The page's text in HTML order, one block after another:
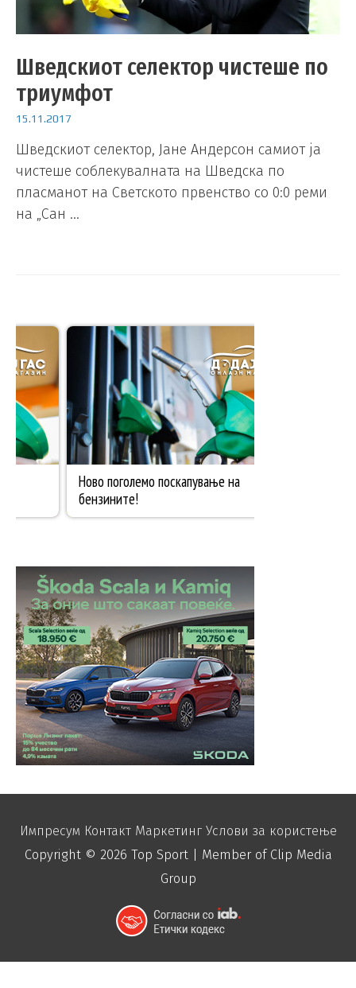
Шведскиот селектор чистеше по
триумфот
15.11.2017
Шведскиот селектор, Јане Андерсон самиот ја
чистеше соблекувалната на Шведска по
пласманот на Светското првенство со 0:0 реми
на „Сан …
Импресум Контакт Маркетинг Услови за користење
Copyright © 2026 Top Sport| Member of Clip Media
Group